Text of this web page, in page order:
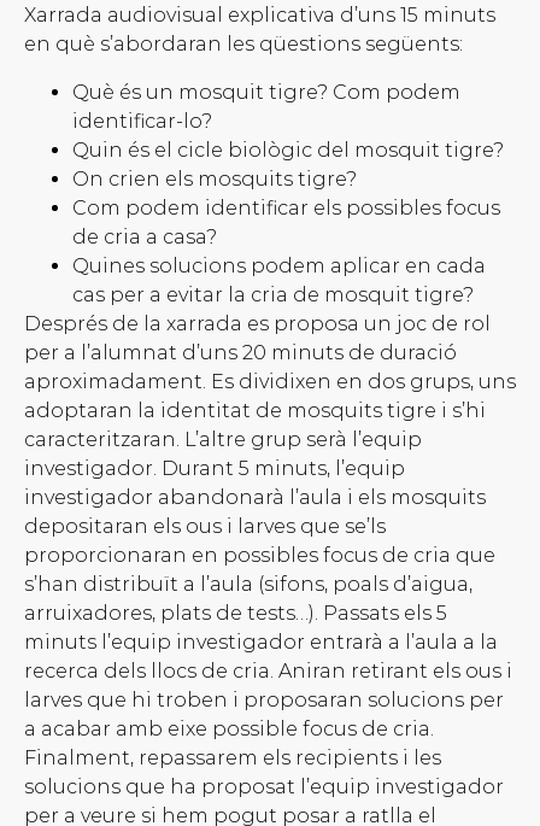
Xarrada audiovisual explicativa d’uns 15 minuts
en què s’abordaran les qüestions següents:
Què és un mosquit tigre? Com podem
identificar-lo?
Quin és el cicle biològic del mosquit tigre?
On crien els mosquits tigre?
Com podem identificar els possibles focus
de cria a casa?
Quines solucions podem aplicar en cada
cas per a evitar la cria de mosquit tigre?
Després de la xarrada es proposa un joc de rol
per a l’alumnat d’uns 20 minuts de duració
aproximadament. Es dividixen en dos grups, uns
adoptaran la identitat de mosquits tigre i s’hi
caracteritzaran. L’altre grup serà l’equip
investigador. Durant 5 minuts, l’equip
investigador abandonarà l’aula i els mosquits
depositaran els ous i larves que se’ls
proporcionaran en possibles focus de cria que
s’han distribuït a l’aula (sifons, poals d’aigua,
arruixadores, plats de tests…). Passats els 5
minuts l’equip investigador entrarà a l’aula a la
recerca dels llocs de cria. Aniran retirant els ous i
larves que hi troben i proposaran solucions per
a acabar amb eixe possible focus de cria.
Finalment, repassarem els recipients i les
solucions que ha proposat l’equip investigador
per a veure si hem pogut posar a ratlla el